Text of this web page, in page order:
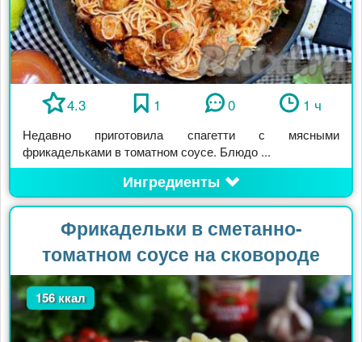
4.3 1 0 1 ч
Недавно приготовила спагетти с мясными
фрикадельками в томатном соусе. Блюдо ...
Ингредиенты
Фрикадельки в сметанно-
томатном соусе на сковороде
156 ккал